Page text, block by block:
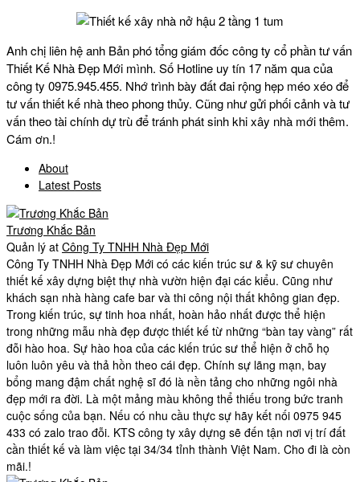
Anh chị liên hệ anh Bản phó tổng giám đốc công ty cổ phần tư vấn
Thiết Kế Nhà Đẹp Mới mình. Số Hotline uy tín 17 năm qua của
công ty 0975.945.455. Nhớ trình bày đất đai rộng hẹp méo xéo để
tư vấn thiết kế nhà theo phong thủy. Cũng như gửi phối cảnh và tư
vấn theo tài chính dự trù để tránh phát sinh khi xây nhà mới thêm.
Cám ơn.!
About
Latest Posts
Trương Khắc Bản
Quản lý at Công Ty TNHH Nhà Đẹp Mới
Công Ty TNHH Nhà Đẹp Mới có các kiến trúc sư & kỹ sư chuyên
thiết kế xây dựng biệt thự nhà vườn hiện đại các kiểu. Cũng như
khách sạn nhà hàng cafe bar và thi công nội thất không gian đẹp.
Trong kiến trúc, sự tinh hoa nhất, hoàn hảo nhất được thể hiện
trong những mẫu nhà đẹp được thiết kế từ những “bàn tay vàng” rất
đỗi hào hoa. Sự hào hoa của các kiến trúc sư thể hiện ở chỗ họ
luôn luôn yêu và thả hồn theo cái đẹp. Chính sự lãng mạn, bay
bổng mang đậm chất nghệ sĩ đó là nền tảng cho những ngôi nhà
đẹp mới ra đời. Là một mảng màu không thể thiếu trong bức tranh
cuộc sống của bạn. Nếu có nhu cầu thực sự hãy kết nối 0975 945
433 có zalo trao đỗi. KTS công ty xây dựng sẽ đến tận nơi vị trí đất
cần thiết kế và làm việc tại 34/34 tỉnh thành Việt Nam. Cho đi là còn
mãi.!